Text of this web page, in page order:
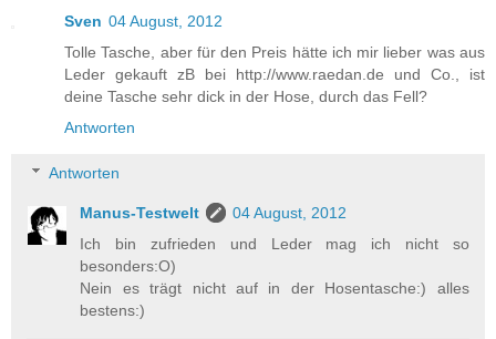
Sven 04 August, 2012
Tolle Tasche, aber für den Preis hätte ich mir lieber was aus
Leder gekauft zB bei http://www.raedan.de und Co., ist
deine Tasche sehr dick in der Hose, durch das Fell?
Antworten
Antworten
Manus-Testwelt
04 August, 2012
Ich bin zufrieden und Leder mag ich nicht so
besonders:O)
Nein es trägt nicht auf in der Hosentasche:) alles
bestens:)